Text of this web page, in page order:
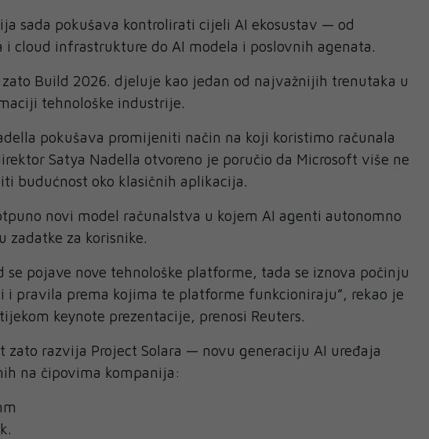
sada pokušava kontrolirati cijeli AI ekosustav — od
i cloud infrastrukture do AI modela i poslovnih agenata.
Build 2026. djeluje kao jedan od najvažnijih trenutaka u
tehnološke industrije.
pokušava promijeniti način na koji koristimo računala
Satya Nadella otvoreno je poručio da Microsoft više ne
budućnost oko klasičnih aplikacija.
novi model računalstva u kojem AI agenti autonomno
zadatke za korisnike.
se pojave nove tehnološke platforme, tada se iznova počinju
i pravila prema kojima te platforme funkcioniraju”, rekao je
keynote prezentacije, prenosi Reuters.
zato razvija Project Solara — novu generaciju AI uređaja
na čipovima kompanija: